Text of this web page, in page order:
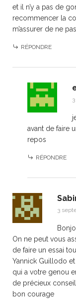
et il n’y a pas de
recommencer la
m’assurer de ne
RÉPONDRE
avant de faire
repos
RÉPONDRE
3
On ne peut vous
de faire un essai
Yannick Guillodo
qui a votre genou
de précieux
bon courage